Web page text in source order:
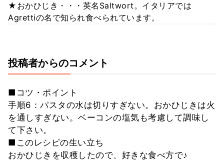
★おかひじき・・・英名Saltwort。イタリアでは
Agrettiの名で知られ食べられています。
投稿者からのコメント
■コツ・ポイント
手順6：パスタの水は切りすぎない。おかひじきは火
を通しすぎない。ベーコンの塩気も考慮して調味し
て下さい。
■このレシピの生い立ち
おかひじきを収穫したので、好きな食べ方で♪